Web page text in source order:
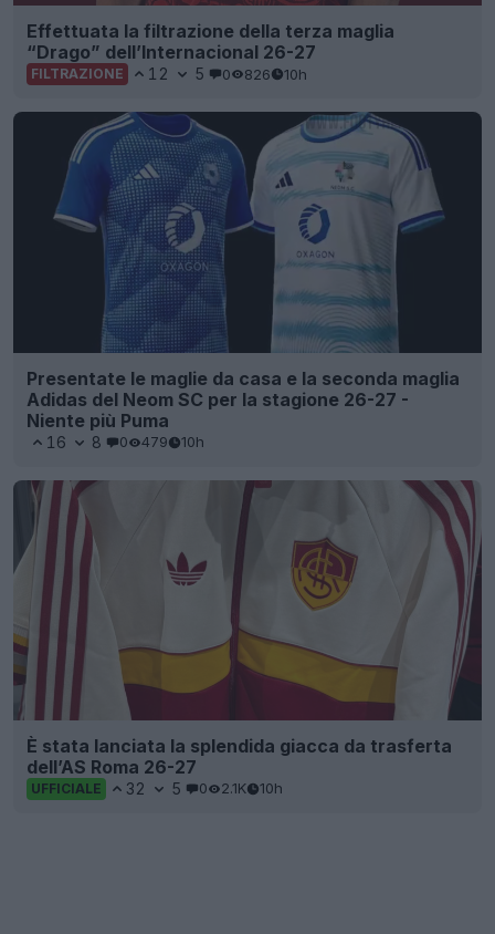
Effettuata la filtrazione della terza maglia
“Drago” dell’Internacional 26-27
FILTRAZIONE 12 5 0 826 10h
Presentate le maglie da casa e la seconda maglia
Adidas del Neom SC per la stagione 26-27 -
Niente più Puma
16 8 0 479 10h
È stata lanciata la splendida giacca da trasferta
dell’AS Roma 26-27
UFFICIALE 32 5 0 2.1K 10h